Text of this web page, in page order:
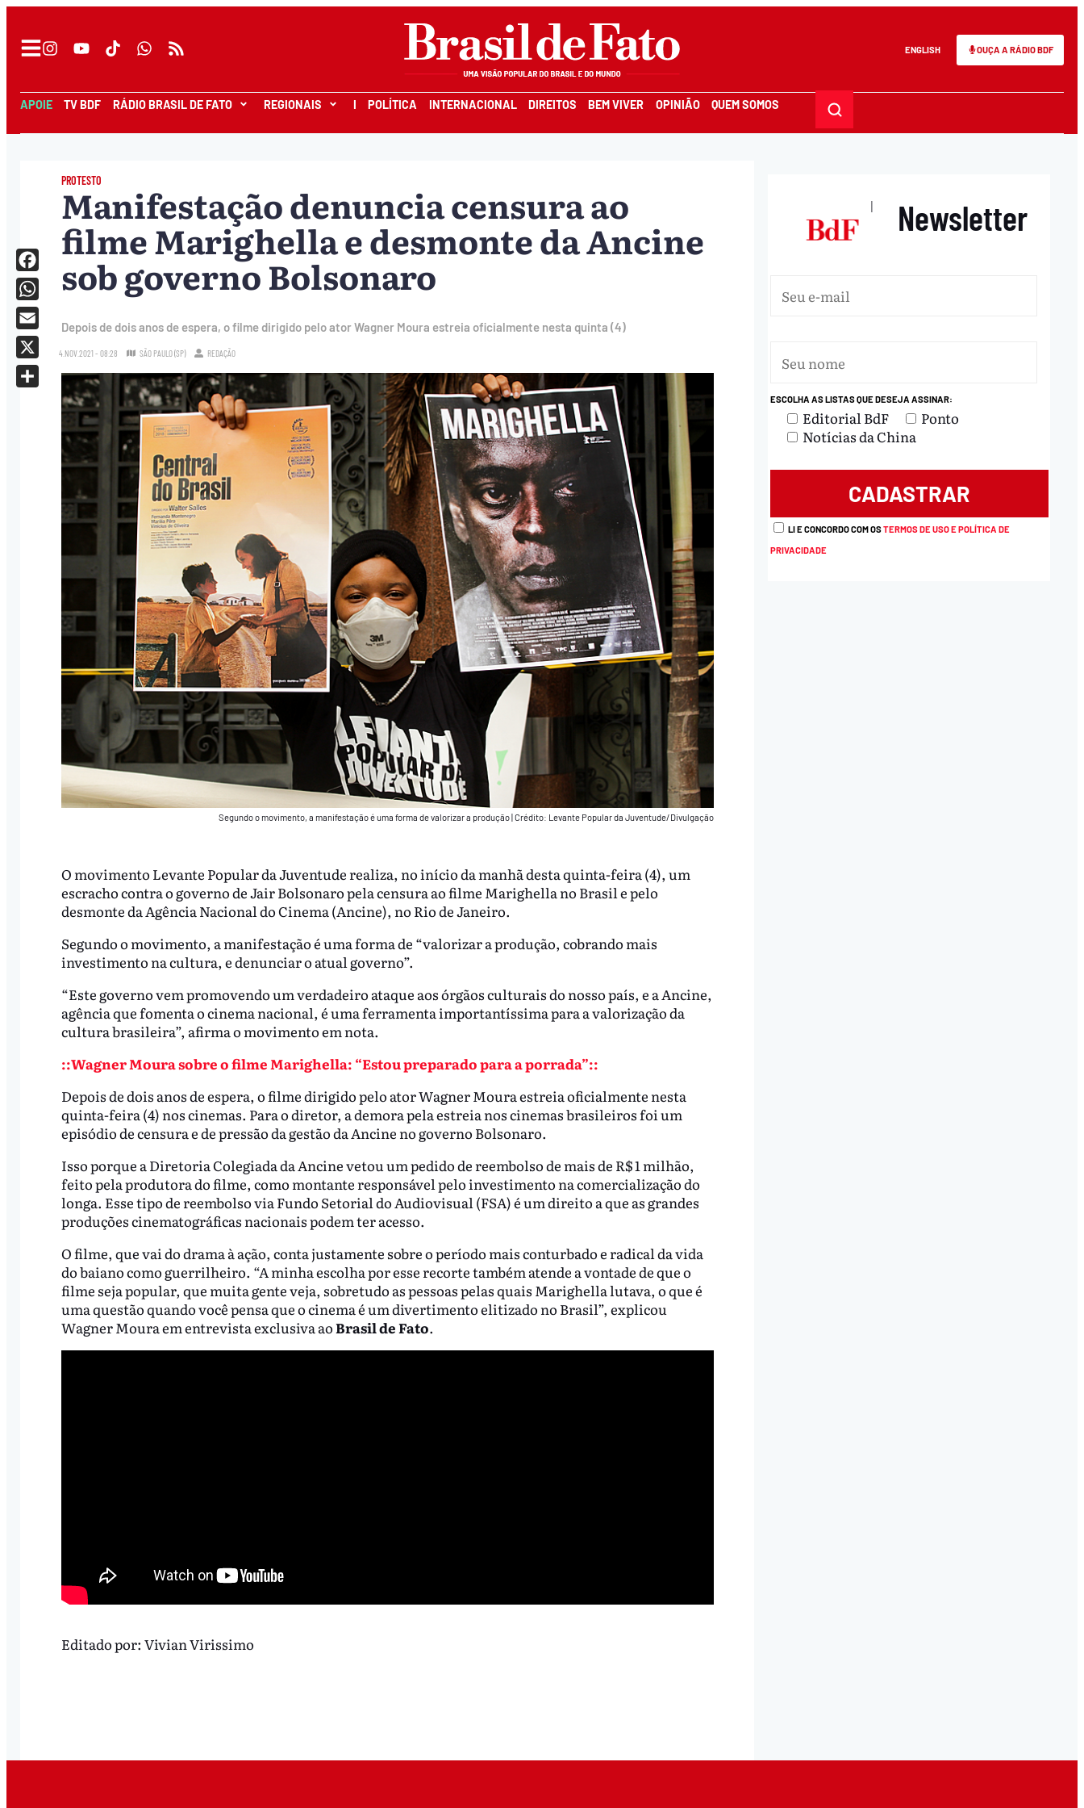
ENGLISH OUÇA A RÁDIO BDF
APOIE TV BDF RÁDIO BRASIL DE FATO REGIONAIS I POLÍTICA INTERNACIONAL DIREITOS BEM VIVER OPINIÃO QUEM SOMOS
PROTESTO
Manifestação denuncia censura ao
filme Marighella e desmonte da Ancine
sob governo Bolsonaro
Depois de dois anos de espera, o filme dirigido pelo ator Wagner Moura estreia oficialmente nesta quinta (4)
4.NOV.2021 - 08:28 SÃO PAULO (SP) REDAÇÃO
Segundo o movimento, a manifestação é uma forma de valorizar a produção|Crédito: Levante Popular da Juventude/Divulgação
O movimento Levante Popular da Juventude realiza, no início da manhã desta quinta-feira (4), um
escracho contra o governo de Jair Bolsonaro pela censura ao filme Marighella no Brasil e pelo
desmonte da Agência Nacional do Cinema (Ancine), no Rio de Janeiro.
Segundo o movimento, a manifestação é uma forma de “valorizar a produção, cobrando mais
investimento na cultura, e denunciar o atual governo”.
“Este governo vem promovendo um verdadeiro ataque aos órgãos culturais do nosso país, e a Ancine,
agência que fomenta o cinema nacional, é uma ferramenta importantíssima para a valorização da
cultura brasileira”, afirma o movimento em nota.
::Wagner Moura sobre o filme Marighella: “Estou preparado para a porrada”::
Depois de dois anos de espera, o filme dirigido pelo ator Wagner Moura estreia oficialmente nesta
quinta-feira (4) nos cinemas. Para o diretor, a demora pela estreia nos cinemas brasileiros foi um
episódio de censura e de pressão da gestão da Ancine no governo Bolsonaro.
Isso porque a Diretoria Colegiada da Ancine vetou um pedido de reembolso de mais de R$ 1 milhão,
feito pela produtora do filme, como montante responsável pelo investimento na comercialização do
longa. Esse tipo de reembolso via Fundo Setorial do Audiovisual (FSA) é um direito a que as grandes
produções cinematográficas nacionais podem ter acesso.
O filme, que vai do drama à ação, conta justamente sobre o período mais conturbado e radical da vida
do baiano como guerrilheiro. “A minha escolha por esse recorte também atende a vontade de que o
filme seja popular, que muita gente veja, sobretudo as pessoas pelas quais Marighella lutava, o que é
uma questão quando você pensa que o cinema é um divertimento elitizado no Brasil”, explicou
Wagner Moura em entrevista exclusiva aoBrasil de Fato.
Facebook
WhatsApp
Email
X
Editado por: Vivian Virissimo
| Newsletter
ESCOLHA AS LISTAS QUE DESEJA ASSINAR:
Editorial BdF
Ponto
Notícias da China
LI E CONCORDO COM OSTERMOS DE USO E POLÍTICA DE
PRIVACIDADE